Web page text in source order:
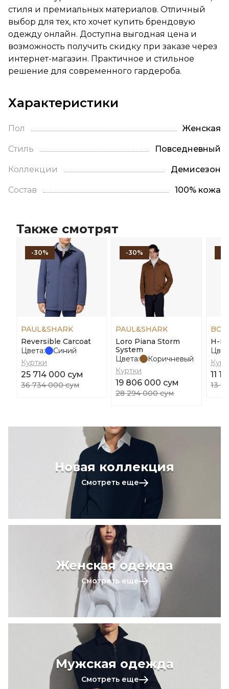
стиля и премиальных материалов. Отличный
выбор для тех, кто хочет купить брендовую
одежду онлайн. Доступна выгодная цена и
возможность получить скидку при заказе через
интернет-магазин. Практичное и стильное
решение для современного гардероба.
Характеристики
Пол Женская
Стиль Повседневный
Коллекции Демисезон
Состав 100% кожа
Также смотрят
-30%
PAUL&SHARK
Reversible Carcoat
Цвета:
Синий
Куртки
25 714 000 сум
36 734 000 сум
-30%
PAUL&SHARK
Loro Piana Storm
System
Цвета:
Коричневый
Куртки
19 806 000 сум
28 294 000 сум
H-
11
13
Новая коллекция
Смотреть еще
Женская одежда
Смотреть еще
Мужская одежда
Смотреть еще